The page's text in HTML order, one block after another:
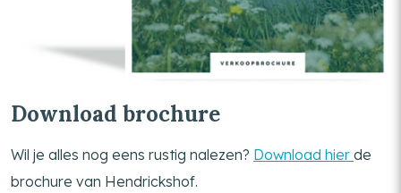
Download brochure
Wil je alles nog eens rustig nalezen? Download hier de
brochure van Hendrickshof.